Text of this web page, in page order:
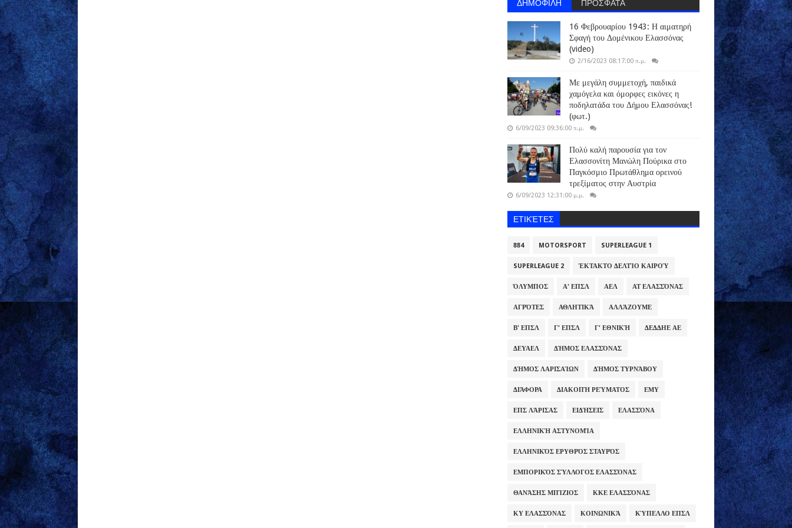
16 Φεβρουαρίου 1943: Η αιματηρή
Σφαγή του Δομένικου Ελασσόνας
(video)
2/16/2023 08:17:00 π.μ.
Με μεγάλη συμμετοχή, παιδικά
χαμόγελα και όμορφες εικόνες η
ποδηλατάδα του Δήμου Ελασσόνας!
(φωτ.)
6/09/2023 09:36:00 π.μ.
Πολύ καλή παρουσία για τον
Ελασσονίτη Μανώλη Πούρικα στο
Παγκόσμιο Πρωτάθλημα ορεινού
τρεξίματος στην Αυστρία
6/09/2023 12:31:00 μ.μ.
ΕΤΙΚΈΤΕΣ
884 MOTORSPORT SUPERLEAGUE 1
SUPERLEAGUE 2 ΈΚΤΑΚΤΟ ΔΕΛΤΊΟ ΚΑΙΡΟΎ
ΌΛΥΜΠΟΣ Α' ΕΠΣΛ ΑΕΛ ΑΤ ΕΛΑΣΣΌΝΑΣ
ΑΓΡΌΤΕΣ ΑΘΛΗΤΙΚΆ ΑΛΛΆΖΟΥΜΕ
Β' ΕΠΣΛ Γ' ΕΠΣΛ Γ' ΕΘΝΙΚΉ ΔΕΔΔΗΕ ΑΕ
ΔΕΥΑΕΛ ΔΉΜΟΣ ΕΛΑΣΣΌΝΑΣ
ΔΉΜΟΣ ΛΑΡΙΣΑΊΩΝ ΔΉΜΟΣ ΤΥΡΝΆΒΟΥ
ΔΙΆΦΟΡΑ ΔΙΑΚΟΠΉ ΡΕΎΜΑΤΟΣ ΕΜΥ
ΕΠΣ ΛΆΡΙΣΑΣ ΕΙΔΉΣΕΙΣ ΕΛΑΣΣΌΝΑ
ΕΛΛΗΝΙΚΉ ΑΣΤΥΝΟΜΊΑ
ΕΛΛΗΝΙΚΌΣ ΕΡΥΘΡΌΣ ΣΤΑΥΡΌΣ
ΕΜΠΟΡΙΚΌΣ ΣΎΛΛΟΓΟΣ ΕΛΑΣΣΌΝΑΣ
ΘΑΝΆΣΗΣ ΜΠΊΖΙΟΣ ΚΚΕ ΕΛΑΣΣΌΝΑΣ
ΚΥ ΕΛΑΣΣΌΝΑΣ ΚΟΙΝΩΝΙΚΆ ΚΎΠΕΛΛΟ ΕΠΣΛ